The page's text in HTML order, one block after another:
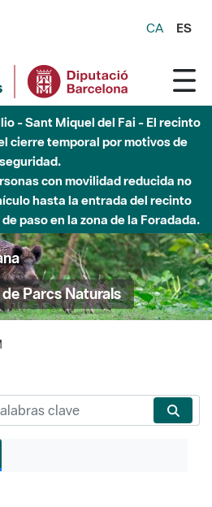
CA ES
- Sant Miquel del Fai - El recinto
cierre temporal por motivos de
seguridad.
con movilidad reducida no
hasta la entrada del recinto
paso en la zona de la Foradada.
Parcs Naturals